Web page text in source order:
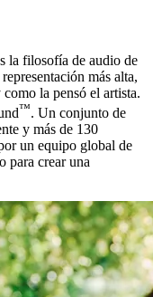
la filosofía de audio de
más alta,
la pensó el artista.
™. Un conjunto de
y más de 130
un equipo global de
para crear una